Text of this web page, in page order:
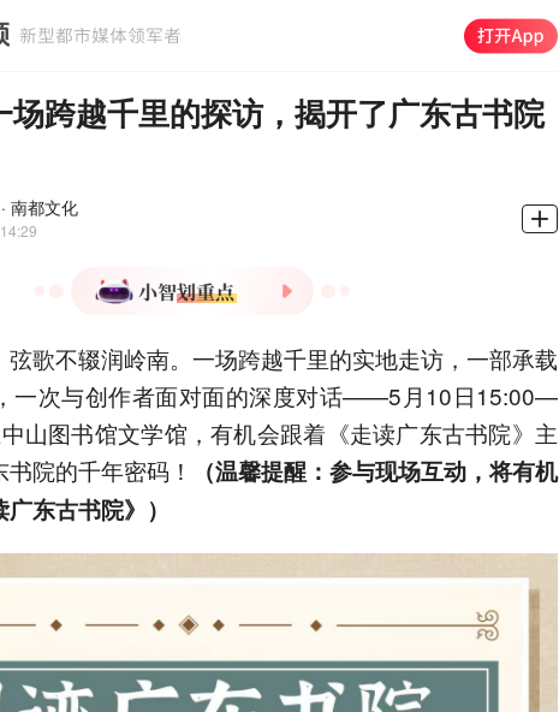
场跨越千里的探访，揭开了广东古书院
南都文化
北宋，兴盛于明代，晚清鼎
盛，涌现张之洞、康有为等
名人。
2.《走读广东古书院》一书
记录16座古书院，展现岭南
文化务实、开放、兼容、创
新的精神。
团队分享会。
事，解读广东文化密码，参
与互动有机会获赠图书。
歌不辍润岭南。一场跨越千里的实地走访，一部承载
一次与创作者面对面的深度对话——5月10日15:00—
山图书馆文学馆，有机会跟着《走读广东古书院》主
院的千年密码！
（温馨提醒：参与现场互动，将有机
东古书院》）